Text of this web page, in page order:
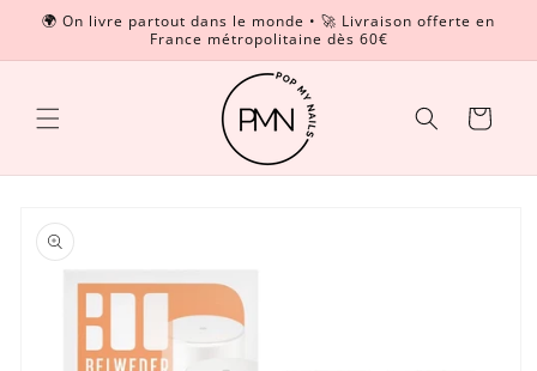
Privacy
passer
🌍 On livre partout dans le monde • 🚀 Livraison offerte en
France métropolitaine dès 60€
Panier
informations
produits